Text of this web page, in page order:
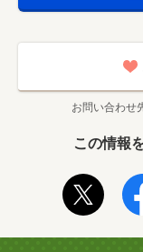
お問い合わせ
この情報